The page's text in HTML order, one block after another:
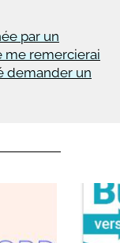
par un
me remercierai
demander un